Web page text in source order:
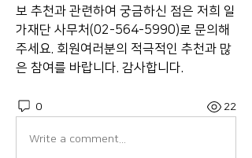
보 추천과 관련하여 궁금하신 점은 저희 일
가재단 사무처(02-564-5990)로 문의해
주세요. 회원여러분의 적극적인 추천과 많
은 참여를 바랍니다. 감사합니다.
0 22
Write a comment...